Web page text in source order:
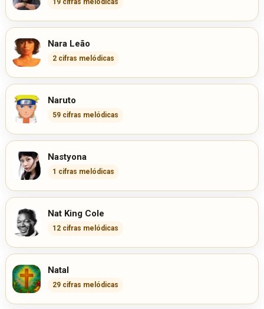
Nara Leão
2 cifras melódicas
Naruto
59 cifras melódicas
Nastyona
1 cifras melódicas
Nat King Cole
12 cifras melódicas
Natal
29 cifras melódicas